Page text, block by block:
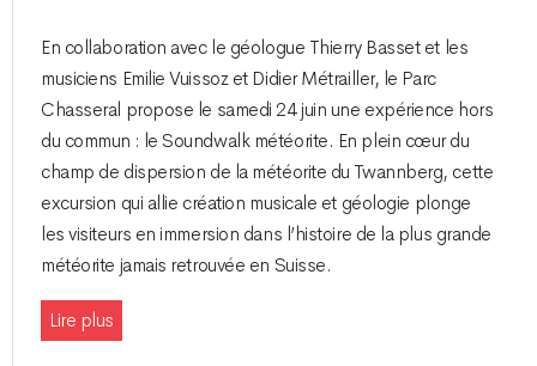
En collaboration avec le géologue Thierry Basset et les
musiciens Emilie Vuissoz et Didier Métrailler, le Parc
Chasseral propose le samedi 24 juin une expérience hors
du commun : le Soundwalk météorite. En plein cœur du
champ de dispersion de la météorite du Twannberg, cette
excursion qui allie création musicale et géologie plonge
les visiteurs en immersion dans l’histoire de la plus grande
météorite jamais retrouvée en Suisse.
Lire plus